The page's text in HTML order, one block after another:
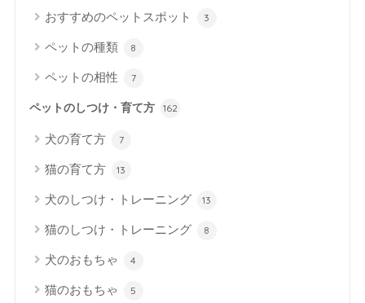
おすすめのペットスポット 3
ペットの種類 8
ペットの相性 7
ペットのしつけ・育て方 162
犬の育て方 7
猫の育て方 13
犬のしつけ・トレーニング 13
猫のしつけ・トレーニング 8
犬のおもちゃ 4
猫のおもちゃ 5